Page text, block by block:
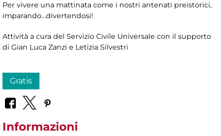
Per vivere una mattinata come i nostri antenati preistorici,
imparando…divertendosi!
Attività a cura del Servizio Civile Universale con il supporto
di Gian Luca Zanzi e Letizia Silvestri
Gratis
Informazioni